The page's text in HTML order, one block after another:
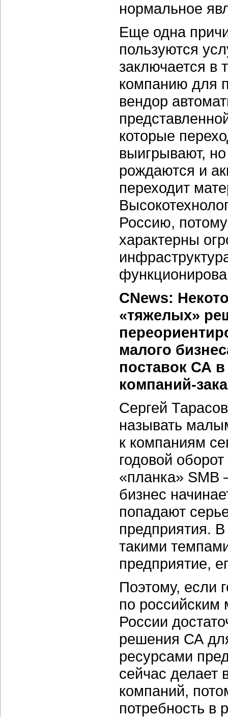
нормальное
Еще одна
пользуются
заключается в
компанию для
вендор
которые
выигрывают,
рождаются и
переходит
Россию,
характерны
CNews:
«тяжелых»
малого
поставок СА
компаний-
Сергей
называть
к компаниям
годовой
«планка» SMB
бизнес
попадают
предприятия.
такими
предприятие,
Поэтому, если
по
России
решения СА
ресурсами
сейчас делает
компаний,
потребность